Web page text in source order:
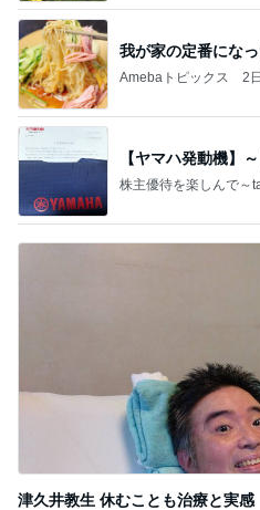
我が家の定番にな
Amebaトピックス 2
【ヤマハ発動機】
株主優待を楽しんで～
津久井教生 休むことも治療と実感